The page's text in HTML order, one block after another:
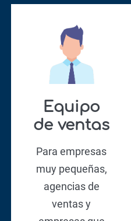
Equipo
de ventas
Para empresas
muy pequeñas,
agencias de
ventas y